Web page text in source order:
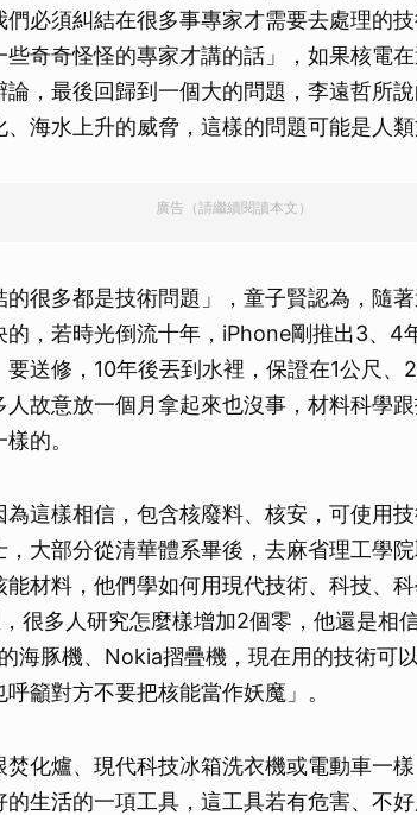
們必須糾結在很多事專家才需要去處理的
奇奇怪怪的專家才講的話」，如果核電
論，最後回歸到一個大的問題，李遠哲所
海水上升的威脅，這樣的問題可能是人類
廣告（請繼續閱讀本文）
的很多都是技術問題」，童子賢認為，隨
的，若時光倒流十年，iPhone剛推出3、4
要送修，10年後丟到水裡，保證在1公尺
人故意放一個月拿起來也沒事，材料科學
的。
這樣相信，包含核廢料、核安，可使用
大部分從清華體系畢後，去麻省理工學
材料，他們學如何用現代技術、科技、
很多人研究怎麼樣增加2個零，他還是相
海豚機、Nokia摺疊機，現在用的技術可
籲對方不要把核能當作妖魔」。
化爐、現代科技冰箱洗衣機或電動車一
生活的一項工具，這工具若有危害、不